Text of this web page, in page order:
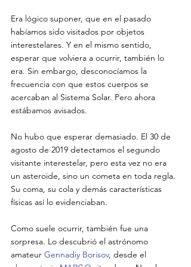
Era lógico suponer, que en el pasado
habíamos sido visitados por objetos
interestelares. Y en el mismo sentido,
esperar que volviera a ocurrir, también lo
era. Sin embargo, desconocíamos la
frecuencia con que estos cuerpos se
acercaban al Sistema Solar. Pero ahora
estábamos avisados.
No hubo que esperar demasiado. El 30 de
agosto de 2019 detectamos el segundo
visitante interestelar, pero esta vez no era
un asteroide, sino un cometa en toda regla.
Su coma, su cola y demás características
físicas así lo evidenciaban.
Como suele ocurrir, también fue una
sorpresa. Lo descubrió el astrónomo
amateur Gennadiy Borisov, desde el